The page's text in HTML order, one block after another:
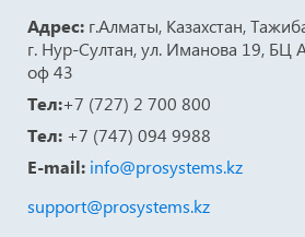
Адрес: г.Алматы, Казахстан,
г. Нур-Султан, ул. Иманова 19, БЦ
оф 43
Тел:+7 (727) 2 700 800
Тел: +7 (747) 094 9988
E-mail: info@prosystems.kz
support@prosystems.kz